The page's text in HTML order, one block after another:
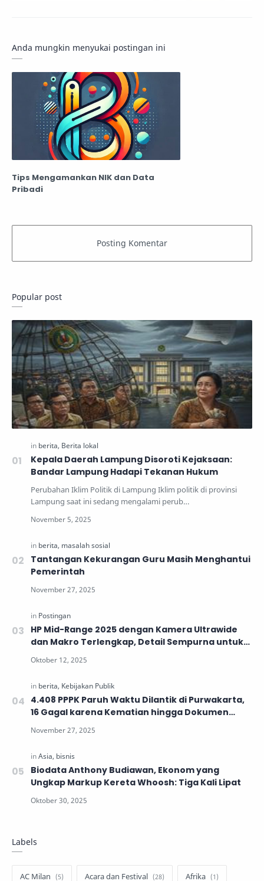
Anda mungkin menyukai postingan ini
Tips Mengamankan NIK dan Data
Pribadi
Popular post
Kepala Daerah Lampung Disoroti Kejaksaan:
Bandar Lampung Hadapi Tekanan Hukum
Perubahan Iklim Politik di Lampung Iklim politik di provinsi
Lampung saat ini sedang mengalami perub…
Tantangan Kekurangan Guru Masih Menghantui
Pemerintah
HP Mid-Range 2025 dengan Kamera Ultrawide
dan Makro Terlengkap, Detail Sempurna untuk
Generasi Muda
4.408 PPPK Paruh Waktu Dilantik di Purwakarta,
16 Gagal karena Kematian hingga Dokumen
Tidak Lengkap
Biodata Anthony Budiawan, Ekonom yang
Ungkap Markup Kereta Whoosh: Tiga Kali Lipat
Labels
AC Milan Acara dan Festival Afrika